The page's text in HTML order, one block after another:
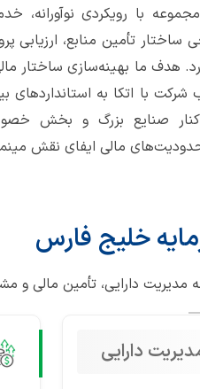
با رویکردی نوآورانه،
تأمین منابع، ارزیابی
هدف ما بهینه‌سازی ساختار
با اتکا به استانداردهای
صنایع بزرگ و بخش
مالی ایفای نقش
خلیج فارس
دارایی، تأمین مالی و
دارایی